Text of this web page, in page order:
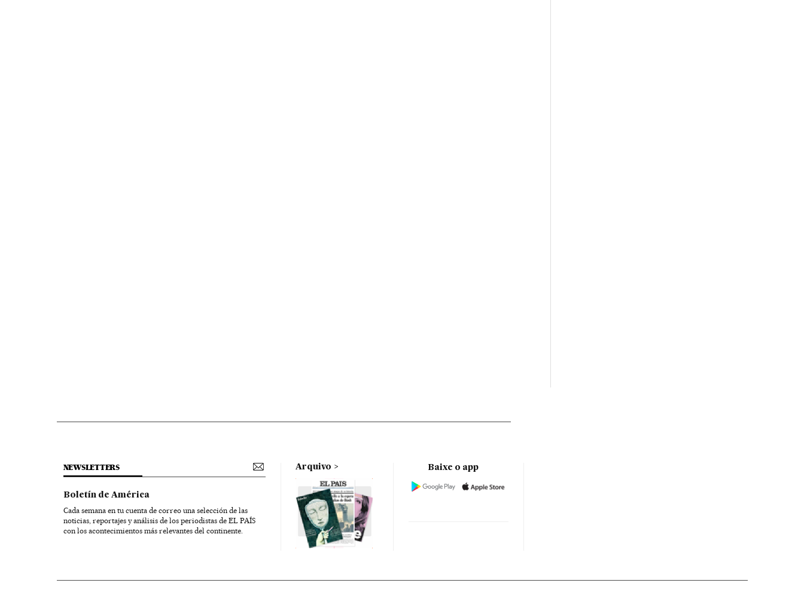
NEWSLETTERS
Boletín de América
Cada semana en tu cuenta de correo una selección de las
noticias, reportajes y análisis de los periodistas de EL PAÍS
con los acontecimientos más relevantes del continente.
Arquivo Baixe o app